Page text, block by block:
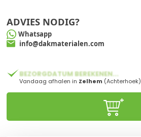
ADVIES NODIG?
Whatsapp
info@dakmaterialen.com
BEZORGDATUM BEREKENEN...
Vandaag afhalen in Zelhem (Achterhoek)